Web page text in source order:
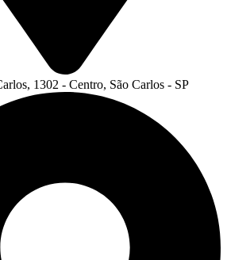
1302 - Centro, São Carlos - SP